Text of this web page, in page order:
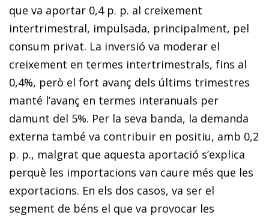
que va aportar 0,4 p. p. al creixement
intertrimestral, impulsada, principalment, pel
consum privat. La inversió va moderar el
creixement en termes intertrimestrals, fins al
0,4%, però el fort avanç dels últims trimestres
manté l’avanç en termes interanuals per
damunt del 5%. Per la seva banda, la demanda
externa també va contribuir en positiu, amb 0,2
p. p., malgrat que aquesta aportació s’explica
perquè les importacions van caure més que les
exportacions. En els dos casos, va ser el
segment de béns el que va provocar les